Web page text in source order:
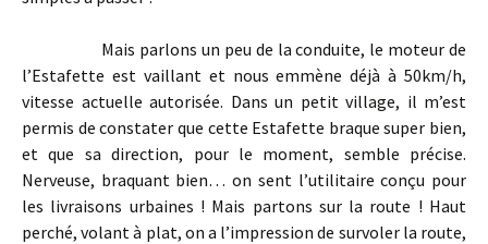
Mais parlons un peu de la conduite, le moteur de
l’Estafette est vaillant et nous emmène déjà à 50km/h,
vitesse actuelle autorisée. Dans un petit village, il m’est
permis de constater que cette Estafette braque super bien,
et que sa direction, pour le moment, semble précise.
Nerveuse, braquant bien… on sent l’utilitaire conçu pour
les livraisons urbaines ! Mais partons sur la route ! Haut
perché, volant à plat, on a l’impression de survoler la route,